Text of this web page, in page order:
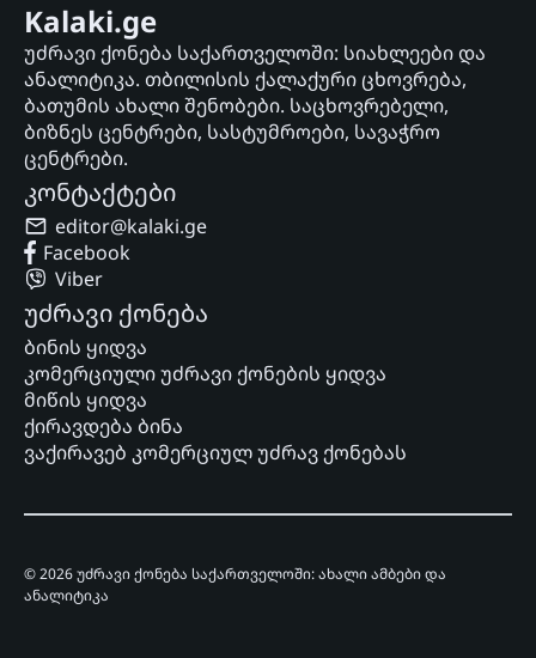
Kalaki.ge
უძრავი ქონება საქართველოში: სიახლეები და
ანალიტიკა. თბილისის ქალაქური ცხოვრება,
ბათუმის ახალი შენობები. საცხოვრებელი,
ბიზნეს ცენტრები, სასტუმროები, სავაჭრო
ცენტრები.
კონტაქტები
editor@kalaki.ge
Facebook
Viber
უძრავი ქონება
ბინის ყიდვა
კომერციული უძრავი ქონების ყიდვა
მიწის ყიდვა
ქირავდება ბინა
ვაქირავებ კომერციულ უძრავ ქონებას
© 2026 უძრავი ქონება საქართველოში: ახალი ამბები და
ანალიტიკა